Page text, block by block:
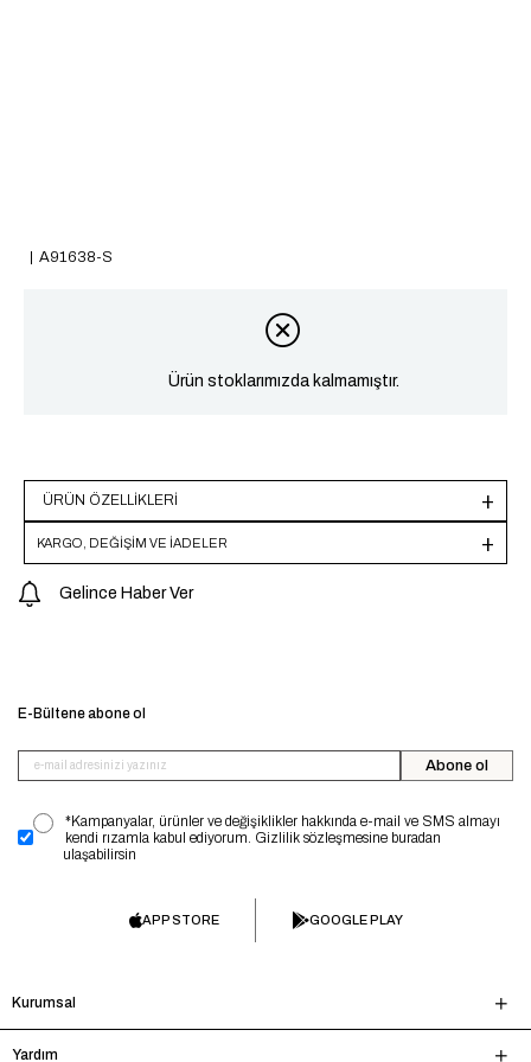
A91638-S
Ürün stoklarımızda kalmamıştır.
ÜRÜN ÖZELLIKLERI
KARGO, DEĞİŞİM VE İADELER
Gelince Haber Ver
E-Bültene abone ol
Abone ol
*Kampanyalar, ürünler ve değişiklikler hakkında e-mail ve SMS almayı
kendi rızamla kabul ediyorum. Gizlilik sözleşmesine buradan
ulaşabilirsin
APP STORE GOOGLE PLAY
Kurumsal
Yardım